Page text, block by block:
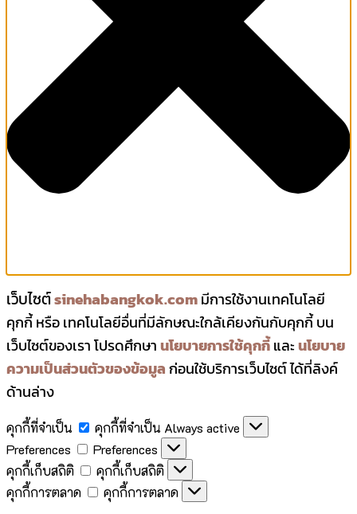
เว็บไซต์sinehabangkok.comมีการใช้งานเทคโนโลยี
คุกกี้ หรือ เทคโนโลยีอื่นที่มีลักษณะใกล้เคียงกันกับคุกกี้ บน
เว็บไซต์ของเรา โปรดศึกษานโยบายการใช้คุกกี้และนโยบาย
ความเป็นส่วนตัวของข้อมูลก่อนใช้บริการเว็บไซต์ ได้ที่ลิงค์
ด้านล่าง
คุกกี้ที่จำเป็น คุกกี้ที่จำเป็น Always active
Preferences
Preferences
คุกกี้เก็บสถิติ
คุกกี้เก็บสถิติ
คุกกี้การตลาด
คุกกี้การตลาด